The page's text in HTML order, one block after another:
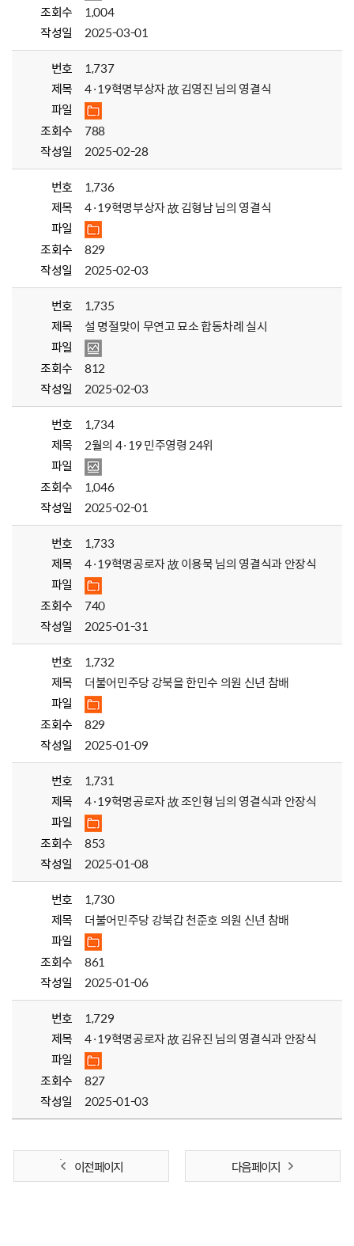
조회수
1,004
작성일
2025-03-01
번호
1,737
제목
4·19혁명부상자 故 김영진 님의 영결식
파일
조회수
788
작성일
2025-02-28
번호
1,736
제목
4·19혁명부상자 故 김형남 님의 영결식
파일
조회수
829
작성일
2025-02-03
번호
1,735
제목
설 명절맞이 무연고 묘소 합동차례 실시
파일
조회수
812
작성일
2025-02-03
번호
1,734
제목
2월의 4·19 민주영령 24위
파일
조회수
1,046
작성일
2025-02-01
번호
1,733
제목
4·19혁명공로자 故 이용묵 님의 영결식과 안장식
파일
조회수
740
작성일
2025-01-31
번호
1,732
제목
더불어민주당 강북을 한민수 의원 신년 참배
파일
조회수
829
작성일
2025-01-09
번호
1,731
제목
4·19혁명공로자 故 조인형 님의 영결식과 안장식
파일
조회수
853
작성일
2025-01-08
번호
1,730
제목
더불어민주당 강북갑 천준호 의원 신년 참배
파일
조회수
861
작성일
2025-01-06
번호
1,729
제목
4·19혁명공로자 故 김유진 님의 영결식과 안장식
파일
조회수
827
작성일
2025-01-03
이전 페이지 다음 페이지